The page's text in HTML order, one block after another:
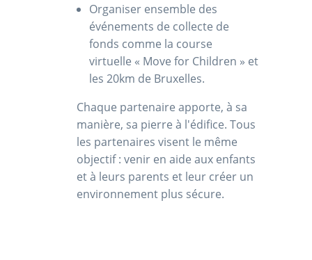
Organiser ensemble des
événements de collecte de
fonds comme la course
virtuelle « Move for Children » et
les 20km de Bruxelles.
Chaque partenaire apporte, à sa
manière, sa pierre à l'édifice. Tous
les partenaires visent le même
objectif : venir en aide aux enfants
et à leurs parents et leur créer un
environnement plus sécure.